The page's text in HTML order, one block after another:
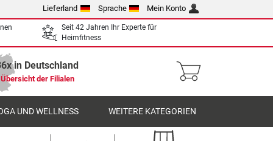
Lieferland Sprache Mein Konto
Seit 42 Jahren Ihr Experte für
Heimfitness
in Deutschland
Übersicht der Filialen
UND WELLNESS WEITERE KATEGORIEN